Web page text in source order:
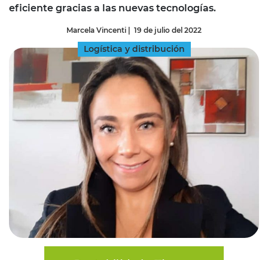
eficiente gracias a las nuevas tecnologías.
Marcela Vincenti | 19 de julio del 2022
Logística y distribución